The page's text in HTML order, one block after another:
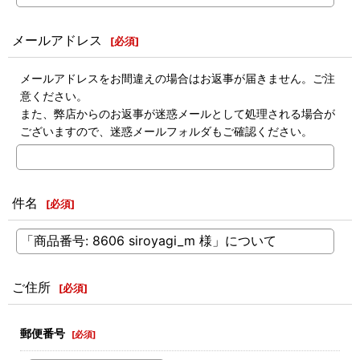
メールアドレス [必須]
メールアドレスをお間違えの場合はお返事が届きません。ご注
意ください。
また、弊店からのお返事が迷惑メールとして処理される場合が
ございますので、迷惑メールフォルダもご確認ください。
件名 [必須]
ご住所 [必須]
郵便番号 [必須]